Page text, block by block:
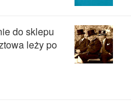
do sklepu
leży po